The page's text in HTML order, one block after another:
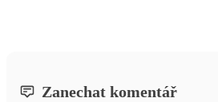
Zanechat komentář